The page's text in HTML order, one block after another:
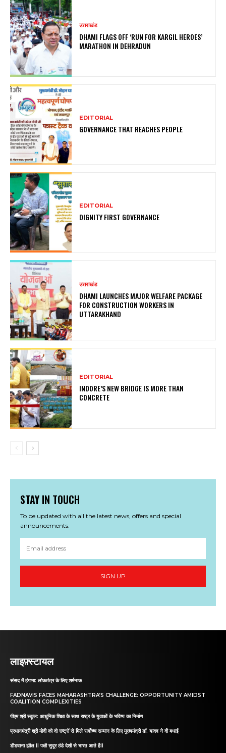
उत्तराखंड
DHAMI FLAGS OFF ‘RUN FOR KARGIL HEROES’
MARATHON IN DEHRADUN
EDITORIAL
GOVERNANCE THAT REACHES PEOPLE
EDITORIAL
DIGNITY FIRST GOVERNANCE
उत्तराखंड
DHAMI LAUNCHES MAJOR WELFARE PACKAGE
FOR CONSTRUCTION WORKERS IN
UTTARAKHAND
EDITORIAL
INDORE’S NEW BRIDGE IS MORE THAN
CONCRETE
STAY IN TOUCH
To be updated with all the latest news, offers and special
announcements.
SIGN UP
लाइफ़्स्टायल
संसद में हंगामा: लोकतंत्र के लिए शर्मनाक
FADNAVIS FACES MAHARASHTRA’S CHALLENGE: OPPORTUNITY AMIDST
COALITION COMPLEXITIES
पीएम श्री स्कूल: आधुनिक शिक्षा के साथ राष्ट्र के युवाओं के भविष्य का निर्माण
प्रधानमंत्री श्री मोदी को दो राष्ट्रों से मिले सर्वोच्च सम्मान के लिए मुख्यमंत्री डॉ. यादव ने दी बधाई
डीडवाना झील II पक्षी सुदूर ठंडे देशों से भारत आते हैII